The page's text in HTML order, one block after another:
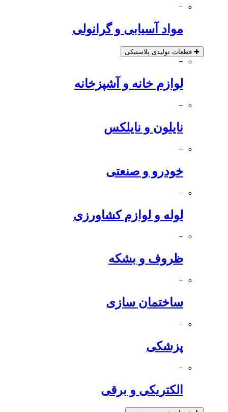
−
مواد آسیابی و گرانولی
✚ قطعات تولیدی پلاستیکی
−
لوازم خانه و آشپزخانه
−
نایلون و نایلکس
−
خودرو و صنعتی
−
لوله و لوازم کشاورزی
−
ظروف و بشکه
−
ساختمان سازی
−
پزشکی
−
الکتریکی و برقی